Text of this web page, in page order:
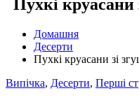
Пухкі
Домашня
Десерти
Пухкі круасани зі
Випічка, Десерти, Перші